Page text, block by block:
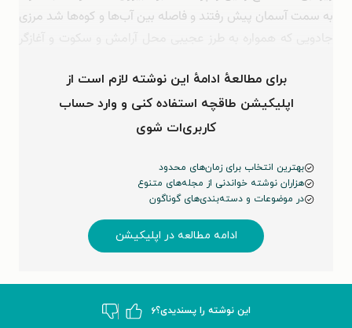
به سمت آسمان پیش رفتند و فاصله بین آب‌ها و کوه‌ها شد مرزی
برای مطالعهٔ ادامهٔ این نوشته لازم است از
اپلیکیشن طاقچه استفاده کنی و وارد حساب
کاربری‌ات شوی
بهترین انتخاب برای زمان‌های محدود
هزاران نوشته خواندنی از مجله‌های متنوع
در موضوعات و دسته‌بندی‌های گوناگون
ادامه مطالعه در اپلیکیشن
این نوشته‌ را پسندیدی؟۶